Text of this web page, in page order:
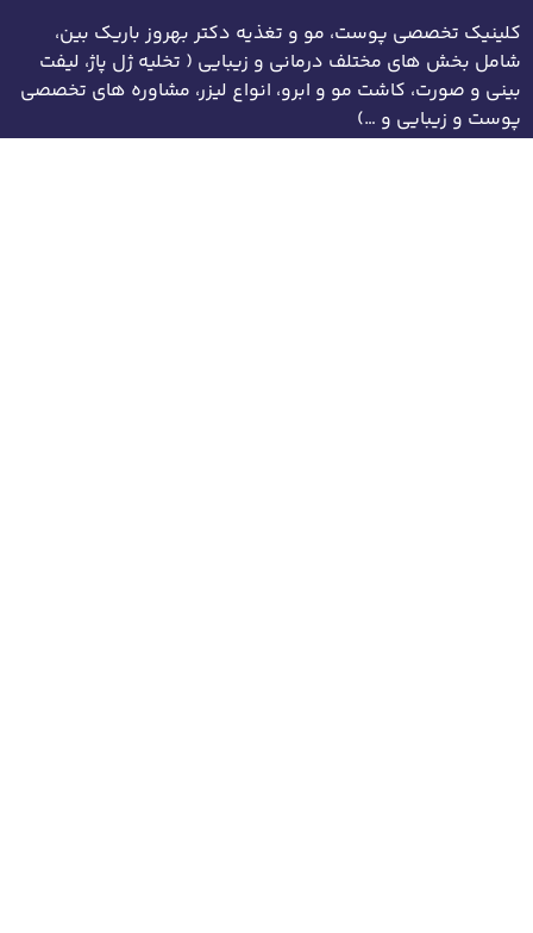
کلینیک تخصصی پوست، مو و تغذیه دکتر بهروز باریک بین،
شامل بخش های مختلف درمانی و زیبایی ( تخلیه ژل پاژ، لیفت
بینی و صورت، کاشت مو و ابرو، انواع لیزر، مشاوره های تخصصی
پوست و زیبایی و …)